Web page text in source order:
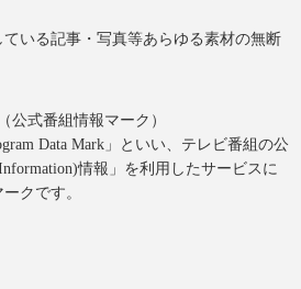
いる記事・写真等あらゆる素材の無断
公式番組情報マーク）
Data Mark」といい、テレビ番組の公
情報」を利用したサービスに
クです。